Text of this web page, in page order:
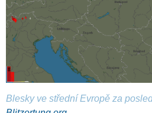
Blesky ve střední Evropě za